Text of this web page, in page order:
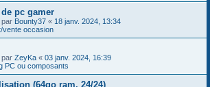
pc gamer
par Bounty37 « 18 janv. 2024, 13:34
vente occasion
par ZeyKa « 03 janv. 2024, 16:39
PC ou composants
(64go ram, 24/24)